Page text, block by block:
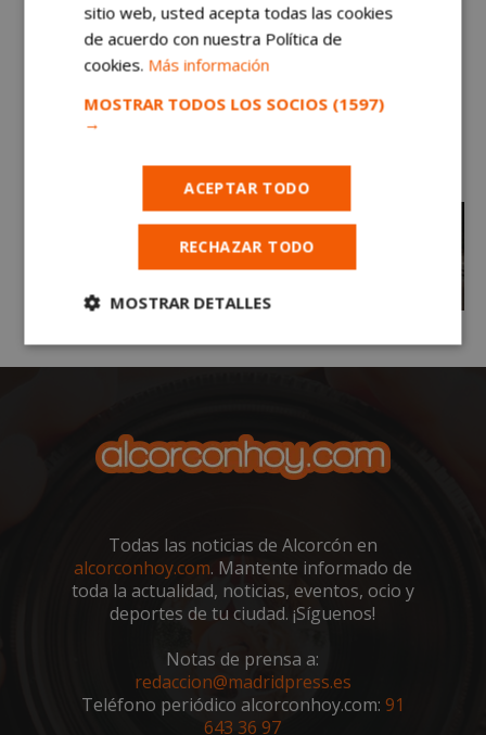
Todas las noticias de Alcorcón en
alcorconhoy.com. Mantente informado de
toda la actualidad, noticias, eventos, ocio y
deportes de tu ciudad. ¡Síguenos!
Notas de prensa a:
redaccion@madridpress.es
Teléfono periódico alcorconhoy.com: 91
643 36 97
sitio web, usted acepta todas las cookies
de acuerdo con nuestra Política de
cookies. Más información
MOSTRAR TODOS LOS SOCIOS (1597)
→
ACEPTAR TODO
RECHAZAR TODO
MOSTRAR DETALLES
Cookies
estrictamente
Cookies de
rendimiento
Cookies de
Cookies de
funcionalidad
Cookies no clasificadas
Cookies estrictamente necesarias